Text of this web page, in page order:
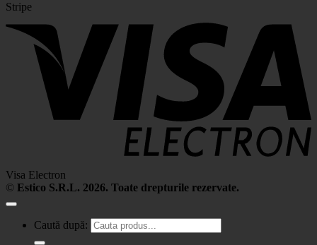
Stripe
Visa Electron
© Estico S.R.L. 2026. Toate drepturile rezervate.
Caută după: